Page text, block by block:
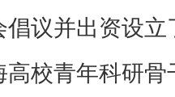
议并出资设立
高校青年科研